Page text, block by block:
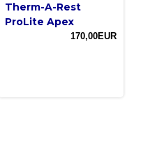
Therm-A-Rest
ProLite Apex
170,00EUR